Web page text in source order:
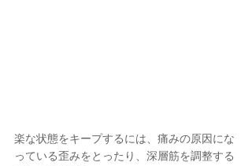
楽な状態をキープするには、痛みの原因にな
っている歪みをとったり、深層筋を調整する